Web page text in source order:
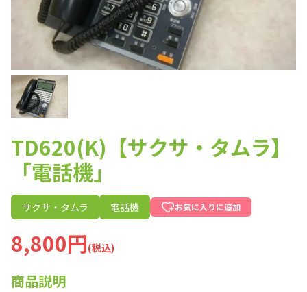
TD620(K)【サクサ・タムラ】
「電話機」
サクサ・タムラ 電話機 お気に入りに追加
8,800円(税込)
商品説明